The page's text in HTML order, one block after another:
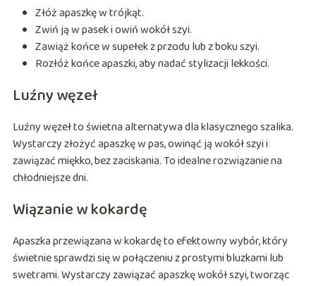
Złóż apaszkę w trójkąt.
Zwiń ją w pasek i owiń wokół szyi.
Zawiąż końce w supełek z przodu lub z boku szyi.
Rozłóż końce apaszki, aby nadać stylizacji lekkości.
Luźny węzeł
Luźny węzeł to świetna alternatywa dla klasycznego szalika.
Wystarczy złożyć apaszkę w pas, owinąć ją wokół szyi i
zawiązać miękko, bez zaciskania. To idealne rozwiązanie na
chłodniejsze dni.
Wiązanie w kokardę
Apaszka przewiązana w kokardę to efektowny wybór, który
świetnie sprawdzi się w połączeniu z prostymi bluzkami lub
swetrami. Wystarczy zawiązać apaszkę wokół szyi, tworząc